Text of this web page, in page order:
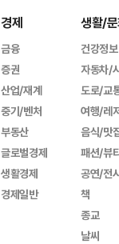
경제
금융
증권
산업/재계
중기/벤처
부동산
글로벌경제
생활경제
경제일반
생활/
건강정보
자동차/
도로/교
여행/레
음식/맛
패션/뷰
공연/전
책
종교
날씨